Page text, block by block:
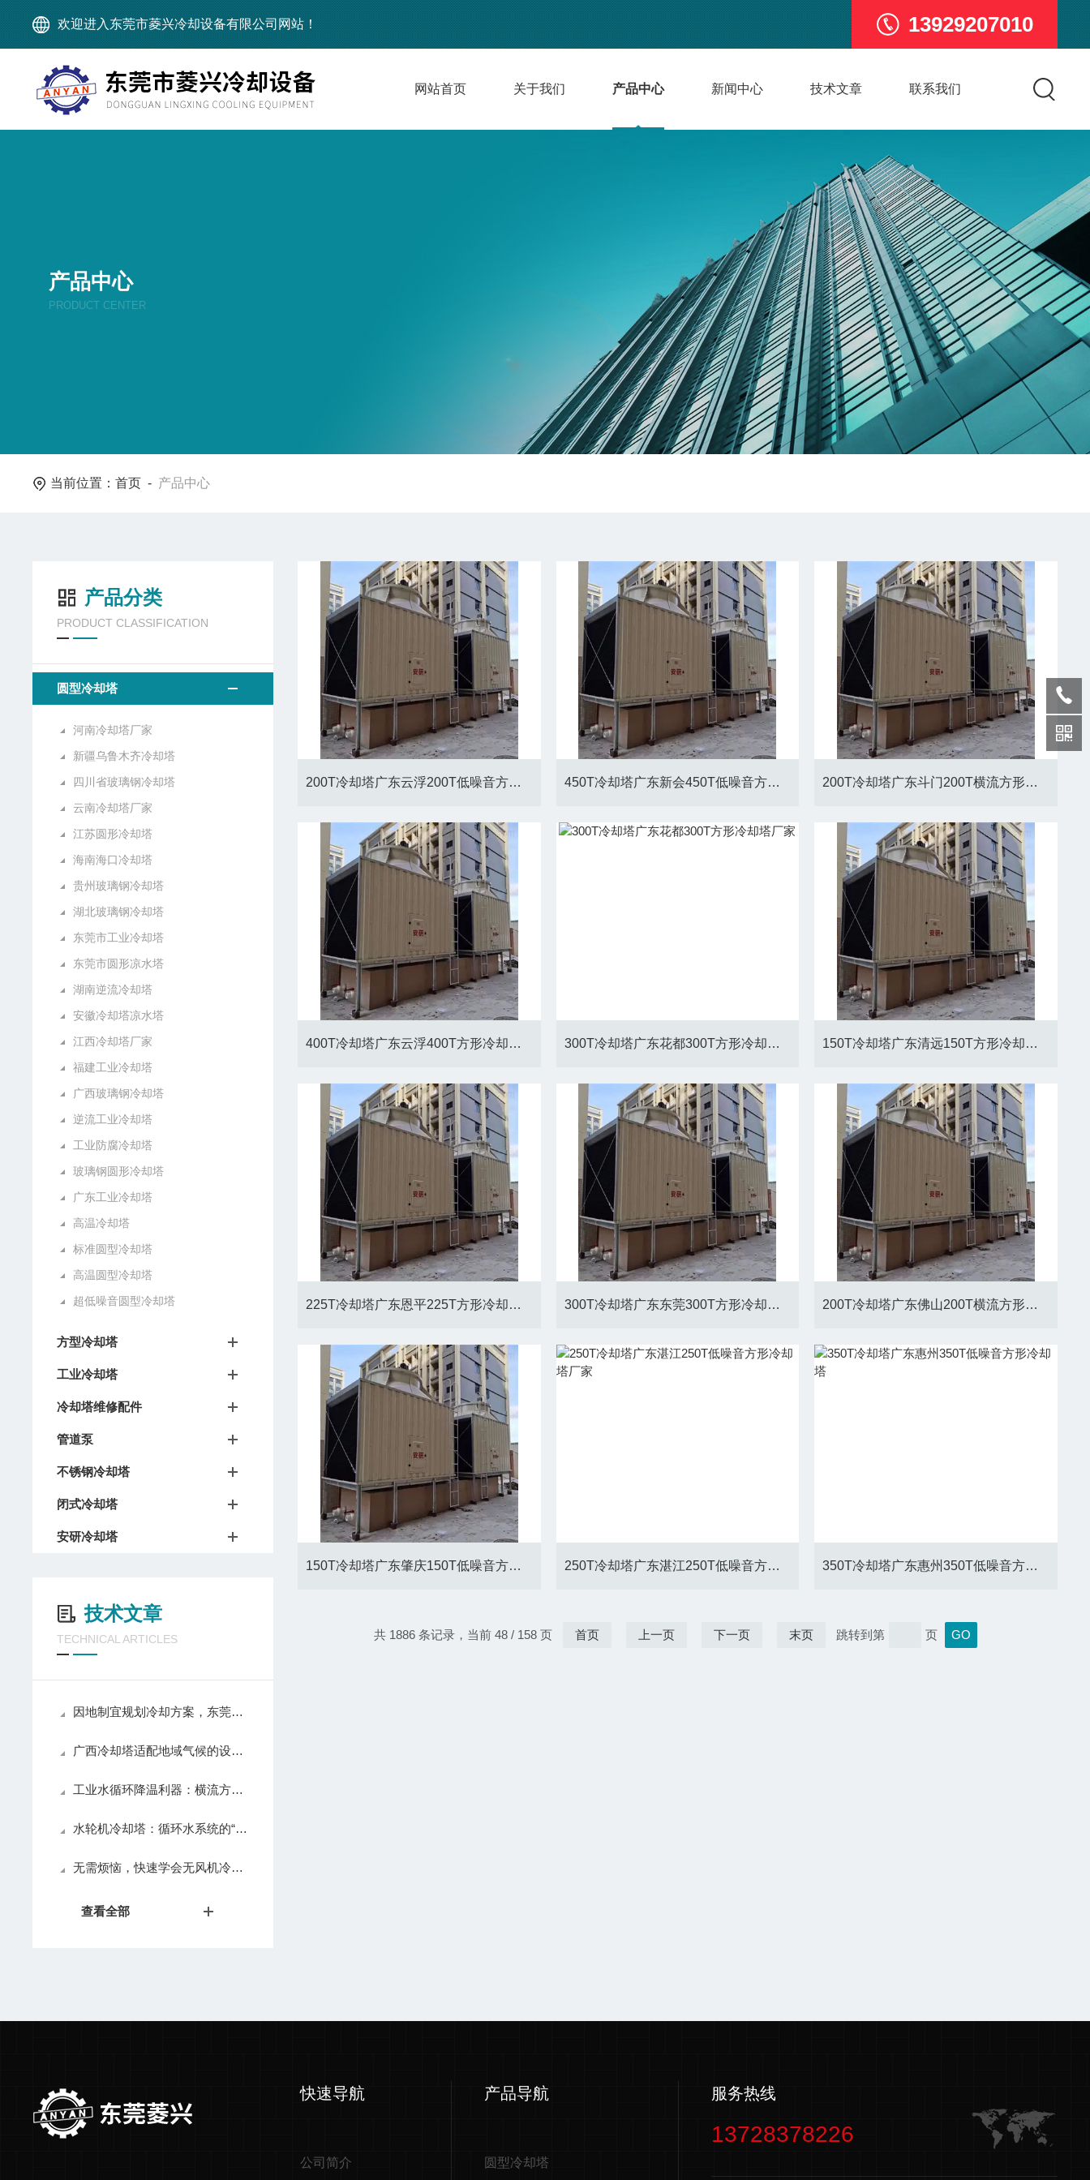
欢迎进入东莞市菱兴冷却设备有限公司网站！ 13929207010
网站首页 关于我们 产品中心 新闻中心 技术文章 联系我们
产品中心
PRODUCT CENTER
当前位置：首页 - 产品中心
产品分类
PRODUCT CLASSIFICATION
圆型冷却塔
河南冷却塔厂家
新疆乌鲁木齐冷却塔
四川省玻璃钢冷却塔
云南冷却塔厂家
江苏圆形冷却塔
海南海口冷却塔
贵州玻璃钢冷却塔
湖北玻璃钢冷却塔
东莞市工业冷却塔
东莞市圆形凉水塔
湖南逆流冷却塔
安徽冷却塔凉水塔
江西冷却塔厂家
福建工业冷却塔
广西玻璃钢冷却塔
逆流工业冷却塔
工业防腐冷却塔
玻璃钢圆形冷却塔
广东工业冷却塔
高温冷却塔
标准圆型冷却塔
高温圆型冷却塔
超低噪音圆型冷却塔
方型冷却塔
工业冷却塔
冷却塔维修配件
管道泵
不锈钢冷却塔
闭式冷却塔
安研冷却塔
技术文章
TECHNICAL ARTICLES
因地制宜规划冷却方案，东莞凉水塔厂家适配珠三角多样生产需求
广西冷却塔适配地域气候的设计优化与产业落地应用
工业水循环降温利器：横流方形冷却塔的实用优势与普及价值
水轮机冷却塔：循环水系统的“绿色动能引擎”
无需烦恼，快速学会无风机冷却塔的正确安装
查看全部
200T冷却塔广东云浮200T低噪音方形冷却塔厂家 450T冷却塔广东新会450T低噪音方形冷却塔厂家 200T冷却塔广东斗门200T横流方形冷却塔厂家
400T冷却塔广东云浮400T方形冷却塔厂家 300T冷却塔广东花都300T方形冷却塔厂家 150T冷却塔广东清远150T方形冷却塔厂家
225T冷却塔广东恩平225T方形冷却塔厂家 300T冷却塔广东东莞300T方形冷却塔厂家 200T冷却塔广东佛山200T横流方形冷却塔厂家
150T冷却塔广东肇庆150T低噪音方形冷却塔厂家 250T冷却塔广东湛江250T低噪音方形冷却塔厂家 350T冷却塔广东惠州350T低噪音方形冷却塔
共 1886 条记录，当前 48 / 158 页 首页 上一页 下一页 末页 跳转到第 页
快速导航
公司简介
产品导航
圆型冷却塔
服务热线
13728378226